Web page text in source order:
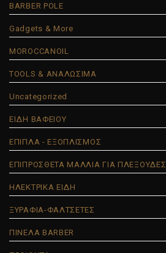
BARBER POLE
Gadgets & More
MOROCCANOIL
TOOLS & ΑΝΑΛΩΣΙΜΑ
Uncategorized
ΕΙΔΗ ΒΑΦΕΙΟΥ
ΕΠΙΠΛΑ - ΕΞΟΠΛΙΣΜΟΣ
ΕΠΙΠΡΟΣΘΕΤΑ ΜΑΛΛΙΑ ΓΙΑ ΠΛΕΞΟΥΔΕΣ
ΗΛΕΚΤΡΙΚΑ ΕΙΔΗ
ΞΥΡΑΦΙΑ-ΦΑΛΤΣΕΤΕΣ
ΠΙΝΕΛΑ BARBER